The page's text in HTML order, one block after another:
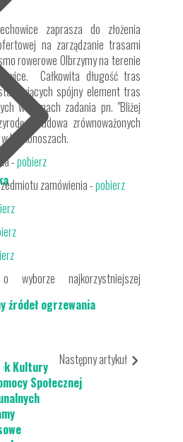
źródeł ogrzewania
Kultury
Społecznej
zaprasza do złożenia
na zarządzanie trasami
rowerowe Olbrzymy na terenie
Całkowita długość tras
spójny element tras
w ramach zadania pn. "Bliżej
- budowa zrównoważonych
Karkonoszach.
-pobierz
zamówienia -pobierz
wyborze najkorzystniejszej
Następny artykuł